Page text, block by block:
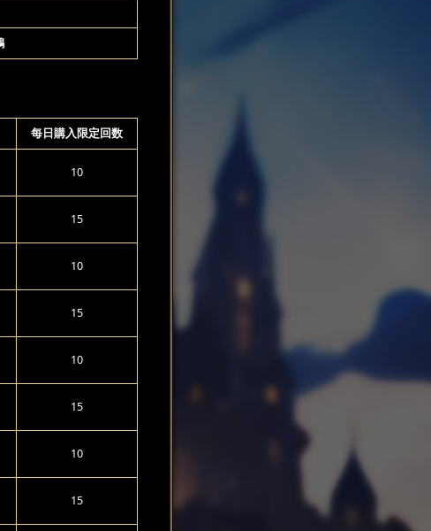
每日購入限定回数
10
15
10
15
10
15
10
15